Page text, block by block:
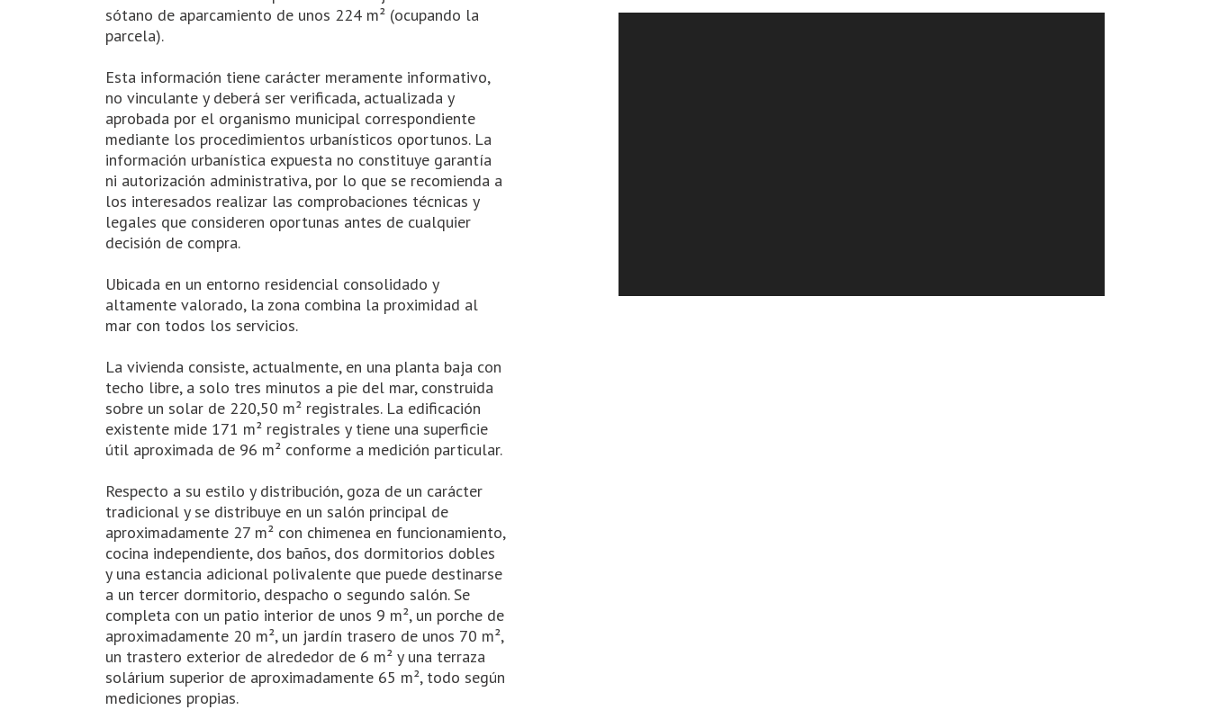
sótano de aparcamiento de unos 224 m² (ocupando la
parcela).
Esta información tiene carácter meramente informativo,
no vinculante y deberá ser verificada, actualizada y
aprobada por el organismo municipal correspondiente
mediante los procedimientos urbanísticos oportunos. La
información urbanística expuesta no constituye garantía
ni autorización administrativa, por lo que se recomienda a
los interesados realizar las comprobaciones técnicas y
legales que consideren oportunas antes de cualquier
decisión de compra.
Ubicada en un entorno residencial consolidado y
altamente valorado, la zona combina la proximidad al
mar con todos los servicios.
La vivienda consiste, actualmente, en una planta baja con
techo libre, a solo tres minutos a pie del mar, construida
sobre un solar de 220,50 m² registrales. La edificación
existente mide 171 m² registrales y tiene una superficie
útil aproximada de 96 m² conforme a medición particular.
Respecto a su estilo y distribución, goza de un carácter
tradicional y se distribuye en un salón principal de
aproximadamente 27 m² con chimenea en funcionamiento,
cocina independiente, dos baños, dos dormitorios dobles
y una estancia adicional polivalente que puede destinarse
a un tercer dormitorio, despacho o segundo salón. Se
completa con un patio interior de unos 9 m², un porche de
aproximadamente 20 m², un jardín trasero de unos 70 m²,
un trastero exterior de alrededor de 6 m² y una terraza
solárium superior de aproximadamente 65 m², todo según
mediciones propias.